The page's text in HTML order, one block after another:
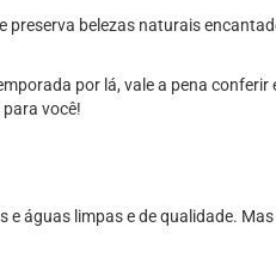
preserva belezas naturais
por lá, vale a pena conferir
você!
e águas limpas e de qualidade.